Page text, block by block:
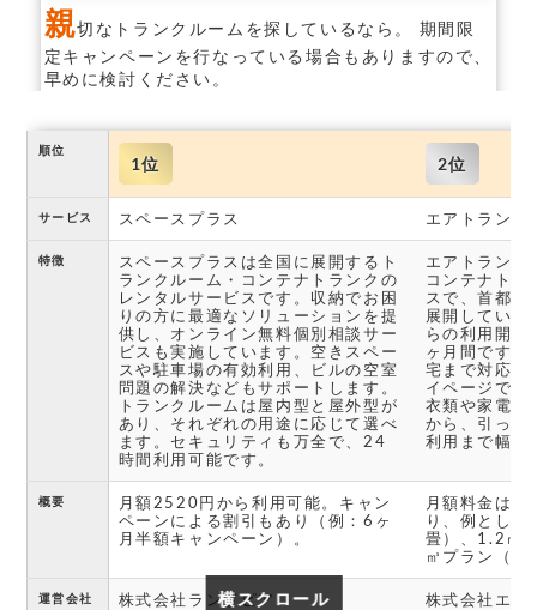
親切なトランクルームを探しているなら。 期間限
定キャンペーンを行なっている場合もありますので、
早めに検討ください。
順位
1位 2位
サービス スペースプラス エアトランク
特徴
スペースプラスは全国に展開するト
ランクルーム・コンテナトランクの
レンタルサービスです。収納でお困
りの方に最適なソリューションを提
供し、オンライン無料個別相談サー
ビスも実施しています。空きスペー
スや駐車場の有効利用、ビルの空室
問題の解決などもサポートします。
トランクルームは屋内型と屋外型が
あり、それぞれの用途に応じて選べ
ます。セキュリティも万全で、24
時間利用可能です。
エアトランク
コンテナト
スで、首都
展開してい
らの利用開
ヶ月間です。
宅まで対応し
イページで確
衣類や家電、
から、引っ越
利用まで幅広
概要
月額2520円から利用可能。キャン
ペーンによる割引もあり（例：6ヶ
月半額キャンペーン）。
月額料金は
り、例とし
畳）、1.2㎥
㎥プラン（1
運営会社 株式会社ランドピア 株式会社エア
横スクロール
横スクロール